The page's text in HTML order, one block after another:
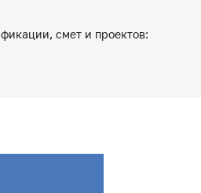
смет и проектов: